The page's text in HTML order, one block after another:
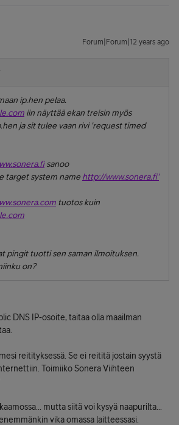
Forum|Forum|12 years ago
ip.hen pelaa.
iin näyttää ekan treisin myös
ja sit tulee vaan rivi 'request timed
sanoo
target system name http://www.sonera.fi'
tuotos kuin
pingit tuotti sen saman ilmoituksen.
on?
DNS IP-osoite, taitaa olla maailman
reitityksessä. Se ei reititä jostain syystä
Toimiiko Sonera Viihteen
mutta siitä voi kysyä naapurilta...
vika omassa laitteessasi.